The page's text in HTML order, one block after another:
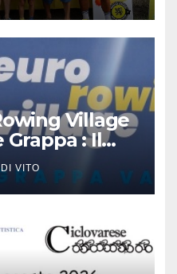
Village
Grappa : Il
il Ciclismo
VITO